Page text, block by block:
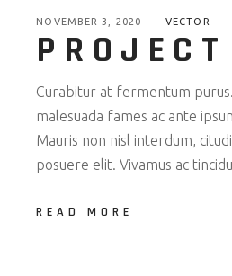
NOVEMBER 3, 2020 VECTOR
Curabitur at fermentum
malesuada fames ac ante
Mauris non nisl interdum,
posuere elit. Vivamus ac
READ MORE